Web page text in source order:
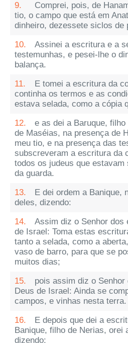
9.
Comprei, pois, de
tio, o campo que está em
dinheiro, dezessete siclos de
10.
Assinei a escritura e a
testemunhas, e pesei-lhe o
balança.
11.
E tomei a escritura da
continha os termos e as
estava selada, como a cópia
12.
e as dei a Baruque,
de Maséias, na presença de
meu tio, e na presença das
subscreveram a escritura da
todos os judeus que estavam
da guarda.
13.
E dei ordem a Banique,
deles, dizendo:
14.
Assim diz o Senhor dos
de Israel: Toma estas
tanto a selada, como a
vaso de barro, para que se
muitos dias;
15.
pois assim diz o
Deus de Israel: Ainda se
campos, e vinhas nesta terra.
16.
E depois que dei a
Banique, filho de Nerias, orei
dizendo: